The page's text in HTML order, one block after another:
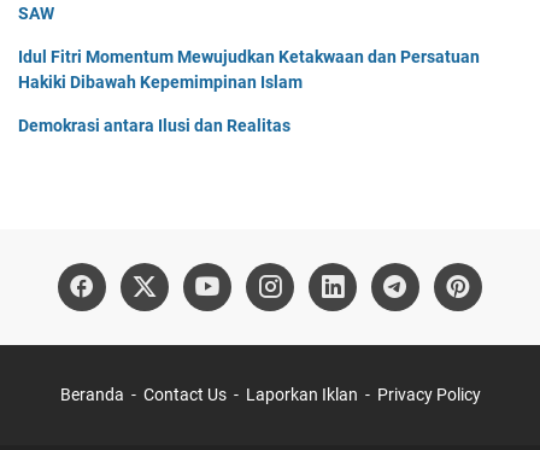
SAW
Idul Fitri Momentum Mewujudkan Ketakwaan dan Persatuan
Hakiki Dibawah Kepemimpinan Islam
Demokrasi antara Ilusi dan Realitas
Beranda Contact Us Laporkan Iklan Privacy Policy